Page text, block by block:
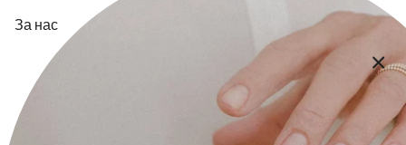
За нас
Контакт
Плащане и доставка
Общи Условия